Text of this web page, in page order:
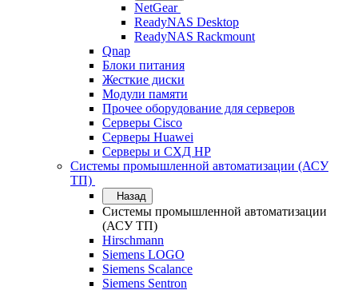
NetGear
ReadyNAS Desktop
ReadyNAS Rackmount
Qnap
Блоки питания
Жесткие диски
Модули памяти
Прочее оборудование для серверов
Серверы Cisco
Серверы Huawei
Серверы и СХД HP
Системы промышленной автоматизации (АСУ
ТП)
Назад
Системы промышленной автоматизации
(АСУ ТП)
Hirschmann
Siemens LOGO
Siemens Scalance
Siemens Sentron